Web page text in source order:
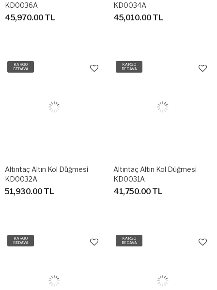
KD0036A
45,970.00 TL
KD0034A
45,010.00 TL
KARGO
BEDAVA
Altıntaç Altın Kol Düğmesi
KD0032A
51,930.00 TL
KARGO
BEDAVA
Altıntaç Altın Kol Düğmesi
KD0031A
41,750.00 TL
KARGO
BEDAVA
KARGO
BEDAVA